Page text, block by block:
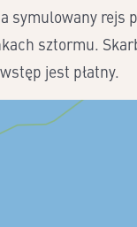
symulowany rejs
sztormu.
jest płatny.